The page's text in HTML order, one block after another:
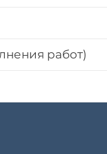
работ)